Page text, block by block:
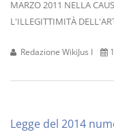
MARZO 2011 NELLA
L'ILLEGITTIMITÀ
Redazione WikiJus I
Legge del 2014